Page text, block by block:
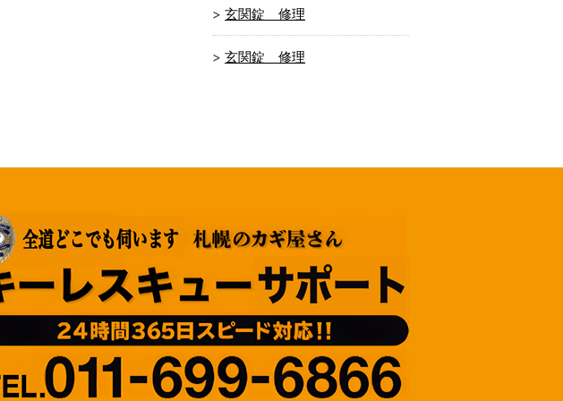
玄関錠 修理
玄関錠 修理